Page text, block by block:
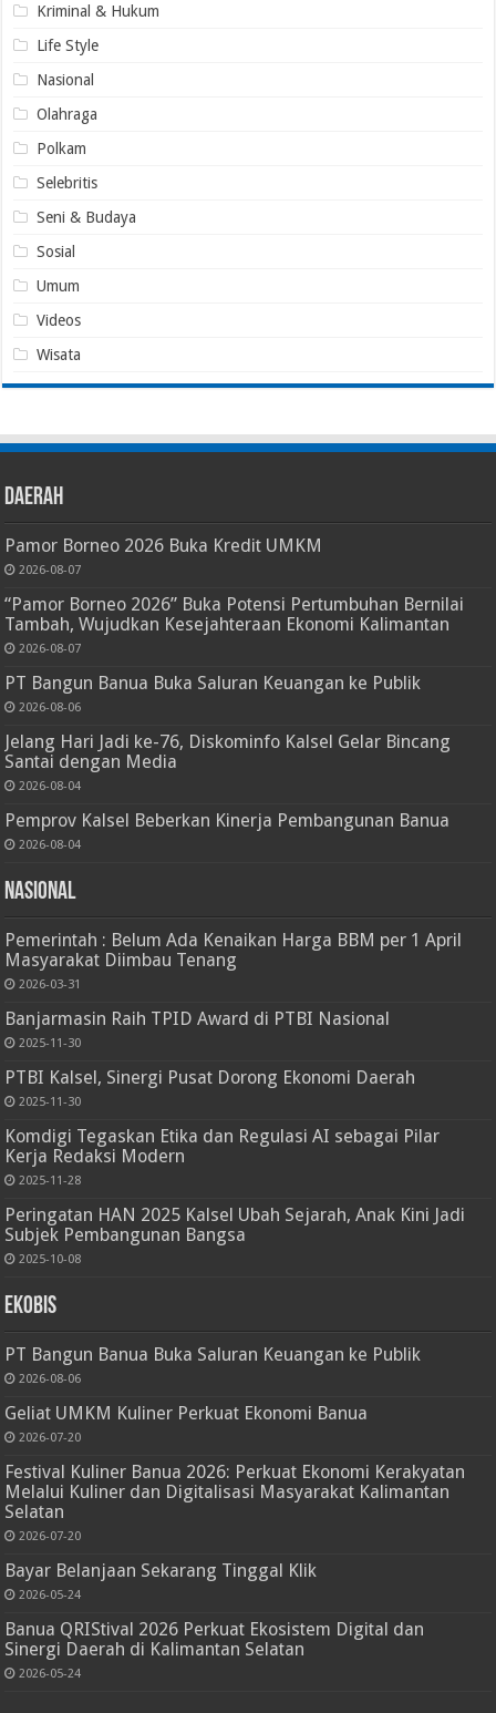
Kriminal & Hukum
Life Style
Nasional
Olahraga
Polkam
Selebritis
Seni & Budaya
Sosial
Umum
Videos
Wisata
Daerah
Pamor Borneo 2026 Buka Kredit UMKM
2026-08-07
“Pamor Borneo 2026” Buka Potensi Pertumbuhan Bernilai
Tambah, Wujudkan Kesejahteraan Ekonomi Kalimantan
2026-08-07
PT Bangun Banua Buka Saluran Keuangan ke Publik
2026-08-06
Jelang Hari Jadi ke-76, Diskominfo Kalsel Gelar Bincang
Santai dengan Media
2026-08-04
Pemprov Kalsel Beberkan Kinerja Pembangunan Banua
2026-08-04
Nasional
Pemerintah : Belum Ada Kenaikan Harga BBM per 1 April
Masyarakat Diimbau Tenang
2026-03-31
Banjarmasin Raih TPID Award di PTBI Nasional
2025-11-30
PTBI Kalsel, Sinergi Pusat Dorong Ekonomi Daerah
2025-11-30
Komdigi Tegaskan Etika dan Regulasi AI sebagai Pilar
Kerja Redaksi Modern
2025-11-28
Peringatan HAN 2025 Kalsel Ubah Sejarah, Anak Kini Jadi
Subjek Pembangunan Bangsa
2025-10-08
Ekobis
PT Bangun Banua Buka Saluran Keuangan ke Publik
2026-08-06
Geliat UMKM Kuliner Perkuat Ekonomi Banua
2026-07-20
Festival Kuliner Banua 2026: Perkuat Ekonomi Kerakyatan
Melalui Kuliner dan Digitalisasi Masyarakat Kalimantan
Selatan
2026-07-20
Bayar Belanjaan Sekarang Tinggal Klik
2026-05-24
Banua QRIStival 2026 Perkuat Ekosistem Digital dan
Sinergi Daerah di Kalimantan Selatan
2026-05-24